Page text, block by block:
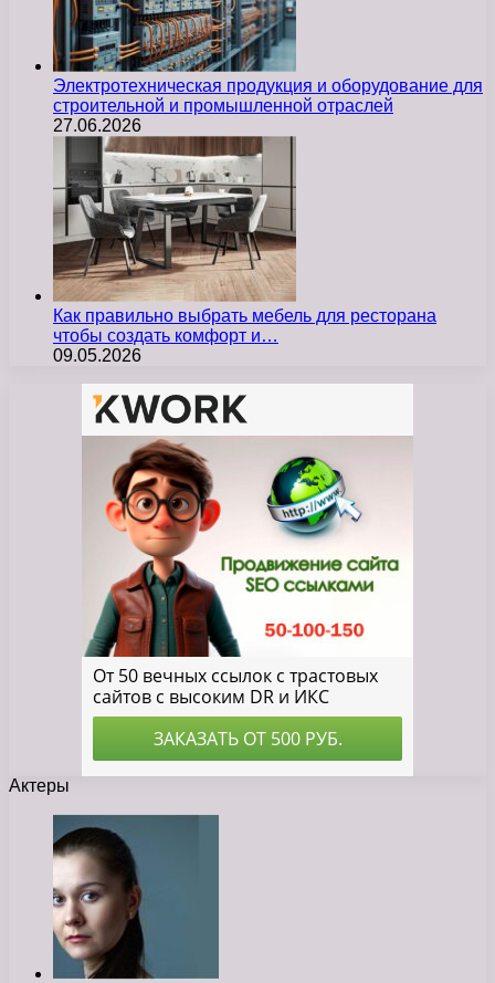
Электротехническая продукция и оборудование для
строительной и промышленной отраслей
27.06.2026
Как правильно выбрать мебель для ресторана
чтобы создать комфорт и…
09.05.2026
Актеры